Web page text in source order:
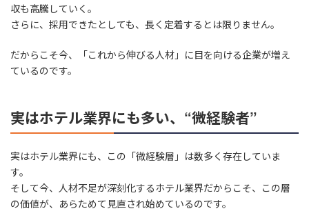
収も高騰していく。
さらに、採用できたとしても、長く定着するとは限りません。
だからこそ今、「これから伸びる人材」に目を向ける企業が増え
ているのです。
実はホテル業界にも多い、“微経験者”
実はホテル業界にも、この「微経験層」は数多く存在していま
す。
そして今、人材不足が深刻化するホテル業界だからこそ、この層
の価値が、あらためて見直され始めているのです。